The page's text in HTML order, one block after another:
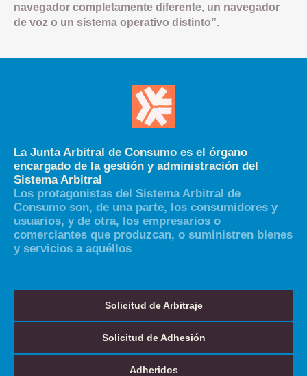
navegador completamente diferente, un navegador
de voz o un sistema operativo distinto”.
La Junta Arbitral de Consumo es el órgano
encargado de la gestión y administración del
Sistema Arbitral
Los protagonistas del Sistema Arbitral de
Consumo son, de una parte, los consumidores y
usuarios, y de otra, los empresarios o
comerciantes que produzcan, o suministren bienes
y servicios a aquéllos
Solicitud de Arbitraje
Solicitud de Adhesión
Adheridos